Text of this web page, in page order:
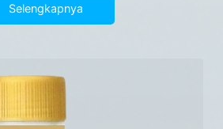
Selengkapnya